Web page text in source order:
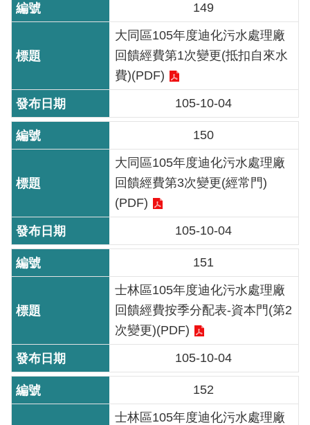
情
系
語
詞
彙
PASS
臺
通
政
府
站
料
開
放
宣
149
大同區105年度迪化污水處理廠
回饋經費第1次變更(抵扣自來水
費)(PDF)
105-10-04
150
大同區105年度迪化污水處理廠
回饋經費第3次變更(經常門)
(PDF)
105-10-04
151
士林區105年度迪化污水處理廠
回饋經費按季分配表-資本門(第2
次變更)(PDF)
105-10-04
152
士林區105年度迪化污水處理廠